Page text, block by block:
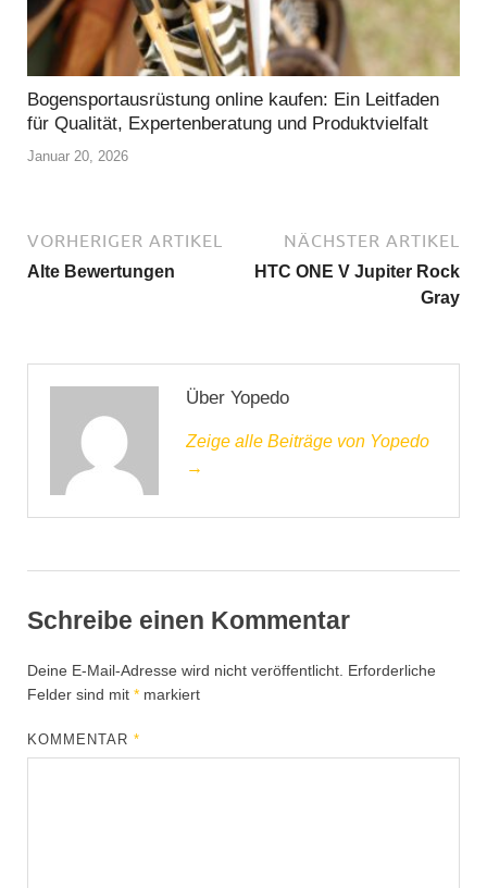
Bogensportausrüstung online kaufen: Ein Leitfaden
für Qualität, Expertenberatung und Produktvielfalt
Januar 20, 2026
VORHERIGER ARTIKEL
Alte Bewertungen
NÄCHSTER ARTIKEL
HTC ONE V Jupiter Rock
Gray
Über Yopedo
Zeige alle Beiträge von Yopedo
→
Schreibe einen Kommentar
Deine E-Mail-Adresse wird nicht veröffentlicht. Erforderliche
Felder sind mit * markiert
KOMMENTAR*